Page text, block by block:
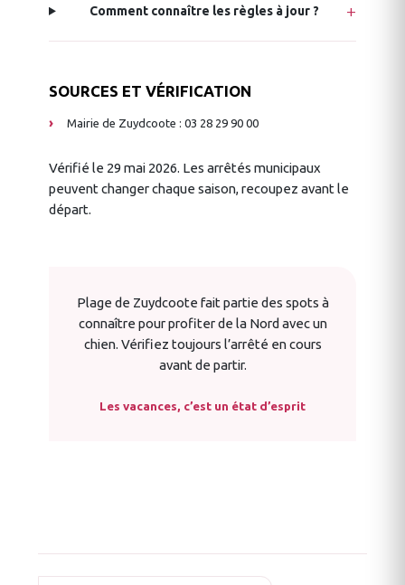
Comment connaître les règles à jour ?
SOURCES ET VÉRIFICATION
Mairie de Zuydcoote : 03 28 29 90 00
Vérifié le 29 mai 2026. Les arrêtés municipaux
peuvent changer chaque saison, recoupez avant le
départ.
Plage de Zuydcoote fait partie des spots à
connaître pour profiter de la Nord avec un
chien. Vérifiez toujours l’arrêté en cours
avant de partir.
Les vacances, c’est un état d’esprit